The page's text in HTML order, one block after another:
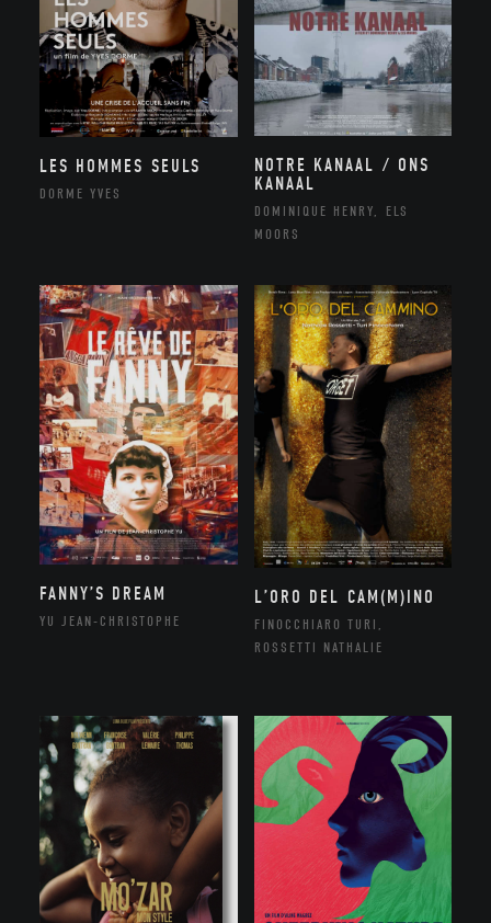
LES HOMMES SEULS
DORME YVES
NOTRE KANAAL / ONS
KANAAL
DOMINIQUE HENRY, ELS
MOORS
FANNY’S DREAM
YU JEAN-CHRISTOPHE
L’ORO DEL CAM(M)INO
FINOCCHIARO TURI,
ROSSETTI NATHALIE